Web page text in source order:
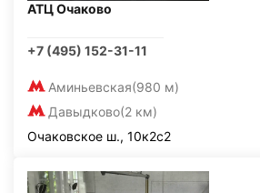
АТЦ Очаково
+7 (495) 152-31-11
Аминьевская(980 м)
Давыдково(2 км)
Очаковское ш., 10к2с2